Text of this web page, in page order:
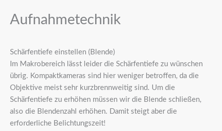
Aufnahmetechnik
Schärfentiefe einstellen (Blende)
Im Makrobereich lässt leider die Schärfentiefe zu wünschen
übrig. Kompaktkameras sind hier weniger betroffen, da die
Objektive meist sehr kurzbrennweitig sind. Um die
Schärfentiefe zu erhöhen müssen wir die Blende schließen,
also die Blendenzahl erhöhen. Damit steigt aber die
erforderliche Belichtungszeit!